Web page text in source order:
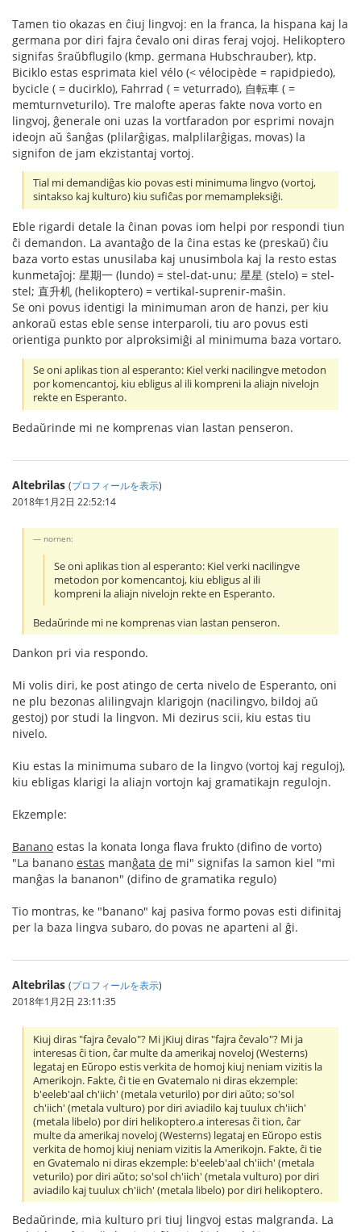
Tamen tio okazas en ĉiuj lingvoj: en la franca, la hispana kaj la
germana por diri fajra ĉevalo oni diras feraj vojoj. Helikoptero
signifas ŝraŭbflugilo (kmp. germana Hubschrauber), ktp.
Biciklo estas esprimata kiel vélo (< vélocipède = rapidpiedo),
bycicle ( = ducirklo), Fahrrad ( = veturrado), 自転車 ( =
memturnveturilo). Tre malofte aperas fakte nova vorto en
lingvoj, ĝenerale oni uzas la vortfaradon por esprimi novajn
ideojn aŭ ŝanĝas (plilarĝigas, malplilarĝigas, movas) la
signifon de jam ekzistantaj vortoj.
Tial mi demandiĝas kio povas esti minimuma lingvo (vortoj,
sintakso kaj kulturo) kiu sufiĉas por memampleksiĝi.
Eble rigardi detale la ĉinan povas iom helpi por respondi tiun
ĉi demandon. La avantaĝo de la ĉina estas ke (preskaŭ) ĉiu
baza vorto estas unusilaba kaj unusimbola kaj la resto estas
kunmetaĵoj: 星期一 (lundo) = stel-dat-unu; 星星 (stelo) = stel-
stel; 直升机 (helikoptero) = vertikal-suprenir-maŝin.
Se oni povus identigi la minimuman aron de hanzi, per kiu
ankoraŭ estas eble sense interparoli, tiu aro povus esti
orientiga punkto por alproksimiĝi al minimuma baza vortaro.
Se oni aplikas tion al esperanto: Kiel verki nacilingve metodon
por komencantoj, kiu ebligus al ili kompreni la aliajn nivelojn
rekte en Esperanto.
Bedaŭrinde mi ne komprenas vian lastan penseron.
Altebrilas (プロフィールを表示)
2018年1月2日 22:52:14
nornen:
Se oni aplikas tion al esperanto: Kiel verki nacilingve
metodon por komencantoj, kiu ebligus al ili
kompreni la aliajn nivelojn rekte en Esperanto.
Bedaŭrinde mi ne komprenas vian lastan penseron.
Dankon pri via respondo.
Mi volis diri, ke post atingo de certa nivelo de Esperanto, oni
ne plu bezonas alilingvajn klarigojn (nacilingvo, bildoj aŭ
gestoj) por studi la lingvon. Mi dezirus scii, kiu estas tiu
nivelo.
Kiu estas la minimuma subaro de la lingvo (vortoj kaj reguloj),
kiu ebligas klarigi la aliajn vortojn kaj gramatikajn regulojn.
Ekzemple:
Banano estas la konata longa flava frukto (difino de vorto)
"La banano estas manĝata de mi" signifas la samon kiel "mi
manĝas la bananon" (difino de gramatika regulo)
Tio montras, ke "banano" kaj pasiva formo povas esti difinitaj
per la baza lingva subaro, do povas ne aparteni al ĝi.
Altebrilas (プロフィールを表示)
2018年1月2日 23:11:35
Kiuj diras "fajra ĉevalo"? Mi jKiuj diras "fajra ĉevalo"? Mi ja
interesas ĉi tion, ĉar multe da amerikaj noveloj (Westerns)
legataj en Eŭropo estis verkita de homoj kiuj neniam vizitis la
Amerikojn. Fakte, ĉi tie en Gvatemalo ni diras ekzemple:
b'eeleb'aal ch'iich' (metala veturilo) por diri aŭto; so'sol
ch'iich' (metala vulturo) por diri aviadilo kaj tuulux ch'iich'
(metala libelo) por diri helikoptero.a interesas ĉi tion, ĉar
multe da amerikaj noveloj (Westerns) legataj en Eŭropo estis
verkita de homoj kiuj neniam vizitis la Amerikojn. Fakte, ĉi tie
en Gvatemalo ni diras ekzemple: b'eeleb'aal ch'iich' (metala
veturilo) por diri aŭto; so'sol ch'iich' (metala vulturo) por diri
aviadilo kaj tuulux ch'iich' (metala libelo) por diri helikoptero.
Bedaŭrinde, mia kulturo pri tiuj lingvoj estas malgranda. La